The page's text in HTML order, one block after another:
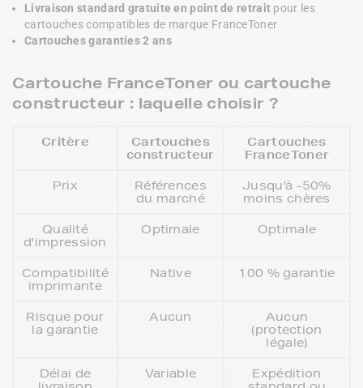
Livraison standard gratuite en point de retrait pour les
cartouches compatibles de marque FranceToner
Cartouches garanties 2 ans
Cartouche FranceToner ou cartouche
constructeur : laquelle choisir ?
Critère
Cartouches
constructeur
Cartouches
FranceToner
Prix
Références
du marché
Jusqu'à -50%
moins chères
Qualité
d'impression
Optimale Optimale
Compatibilité
imprimante
Native 100 % garantie
Risque pour
la garantie
Aucun
Aucun
(protection
légale)
Délai de
Variable
Expédition